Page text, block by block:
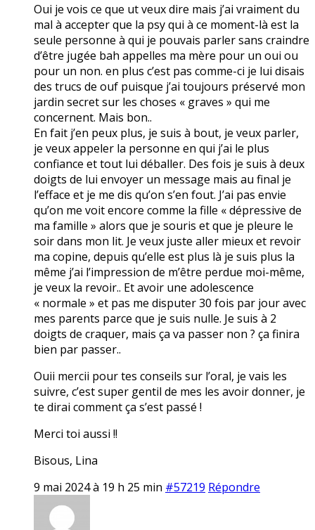
Oui je vois ce que ut veux dire mais j’ai vraiment du
mal à accepter que la psy qui à ce moment-là est la
seule personne à qui je pouvais parler sans craindre
d’être jugée bah appelles ma mère pour un oui ou
pour un non. en plus c’est pas comme-ci je lui disais
des trucs de ouf puisque j’ai toujours préservé mon
jardin secret sur les choses « graves » qui me
concernent. Mais bon..
En fait j’en peux plus, je suis à bout, je veux parler,
je veux appeler la personne en qui j’ai le plus
confiance et tout lui déballer. Des fois je suis à deux
doigts de lui envoyer un message mais au final je
l’efface et je me dis qu’on s’en fout. J’ai pas envie
qu’on me voit encore comme la fille « dépressive de
ma famille » alors que je souris et que je pleure le
soir dans mon lit. Je veux juste aller mieux et revoir
ma copine, depuis qu’elle est plus là je suis plus la
même j’ai l’impression de m’être perdue moi-même,
je veux la revoir.. Et avoir une adolescence
« normale » et pas me disputer 30 fois par jour avec
mes parents parce que je suis nulle. Je suis à 2
doigts de craquer, mais ça va passer non ? ça finira
bien par passer..
Ouii mercii pour tes conseils sur l’oral, je vais les
suivre, c’est super gentil de mes les avoir donner, je
te dirai comment ça s’est passé !
Merci toi aussi !!
Bisous, Lina
9 mai 2024 à 19 h 25 min #57219 Répondre